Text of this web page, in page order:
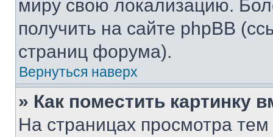
миру свою локализацию.
получить на сайте phpBB
страниц форума).
Вернуться наверх
» Как поместить картинку
На страницах просмотра